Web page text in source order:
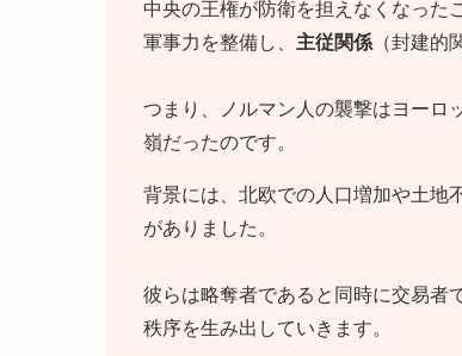
中央の王権が防衛を担えなくなった
軍事力を整備し、 主従関係 （封建的
つまり、ノルマン人の襲撃はヨーロ
嶺だったのです。
背景には、北欧での人口増加や土地
がありました。
彼らは略奪者であると同時に交易者
秩序を生み出していきます。